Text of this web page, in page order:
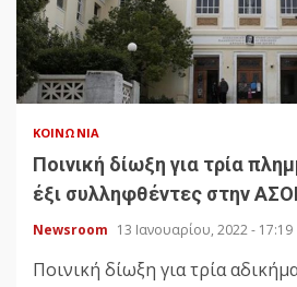
ΚΟΙΝΩΝΊΑ
Ποινική δίωξη για τρία
έξι συλληφθέντες στην
Newsroom 13 Ιανουαρίου, 2022 - 17:19
Ποινική δίωξη για τρία